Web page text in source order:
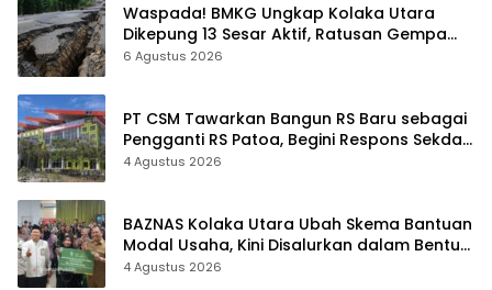
Waspada! BMKG Ungkap Kolaka Utara
Dikepung 13 Sesar Aktif, Ratusan Gempa
Sudah Terekam
6 Agustus 2026
PT CSM Tawarkan Bangun RS Baru sebagai
Pengganti RS Patoa, Begini Respons Sekda
Kolut
4 Agustus 2026
BAZNAS Kolaka Utara Ubah Skema Bantuan
Modal Usaha, Kini Disalurkan dalam Bentuk
Barang Senilai Rp419,5 Juta
4 Agustus 2026